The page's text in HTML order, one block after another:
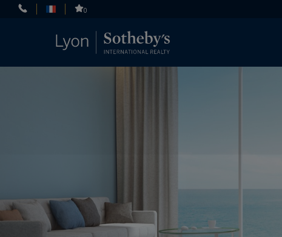
0
Panneau de gestion des cookies